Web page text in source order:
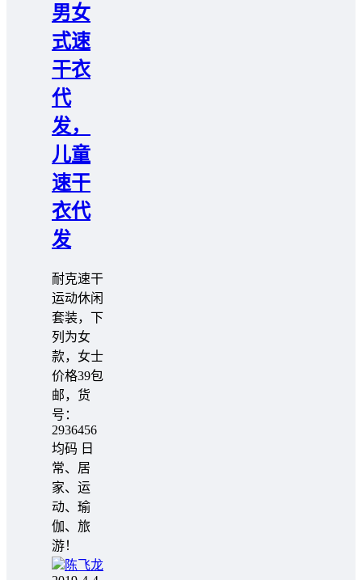
男女
式速
干衣
代
发，
儿童
速干
衣代
发
耐克速干
运动休闲
套装，下
列为女
款，女士
价格39包
邮，货
号：
2936456
均码 日
常、居
家、运
动、瑜
伽、旅
游！
陈飞龙